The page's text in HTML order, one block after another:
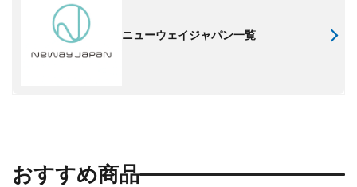
ニューウェイジャパン一覧
おすすめ商品